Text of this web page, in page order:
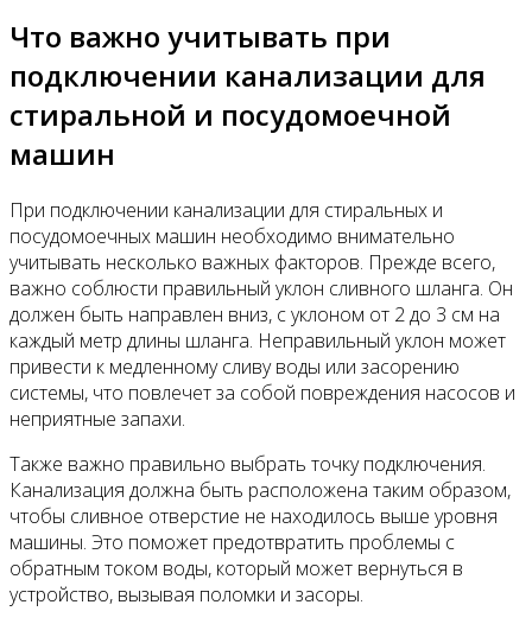
Что важно учитывать при
подключении канализации для
стиральной и посудомоечной
машин
При подключении канализации для стиральных и
посудомоечных машин необходимо внимательно
учитывать несколько важных факторов. Прежде всего,
важно соблюсти правильный уклон сливного шланга. Он
должен быть направлен вниз, с уклоном от 2 до 3 см на
каждый метр длины шланга. Неправильный уклон может
привести к медленному сливу воды или засорению
системы, что повлечет за собой повреждения насосов и
неприятные запахи.
Также важно правильно выбрать точку подключения.
Канализация должна быть расположена таким образом,
чтобы сливное отверстие не находилось выше уровня
машины. Это поможет предотвратить проблемы с
обратным током воды, который может вернуться в
устройство, вызывая поломки и засоры.